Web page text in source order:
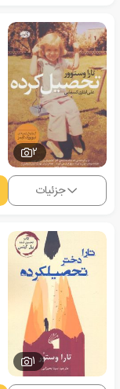
2
جزئیات
1